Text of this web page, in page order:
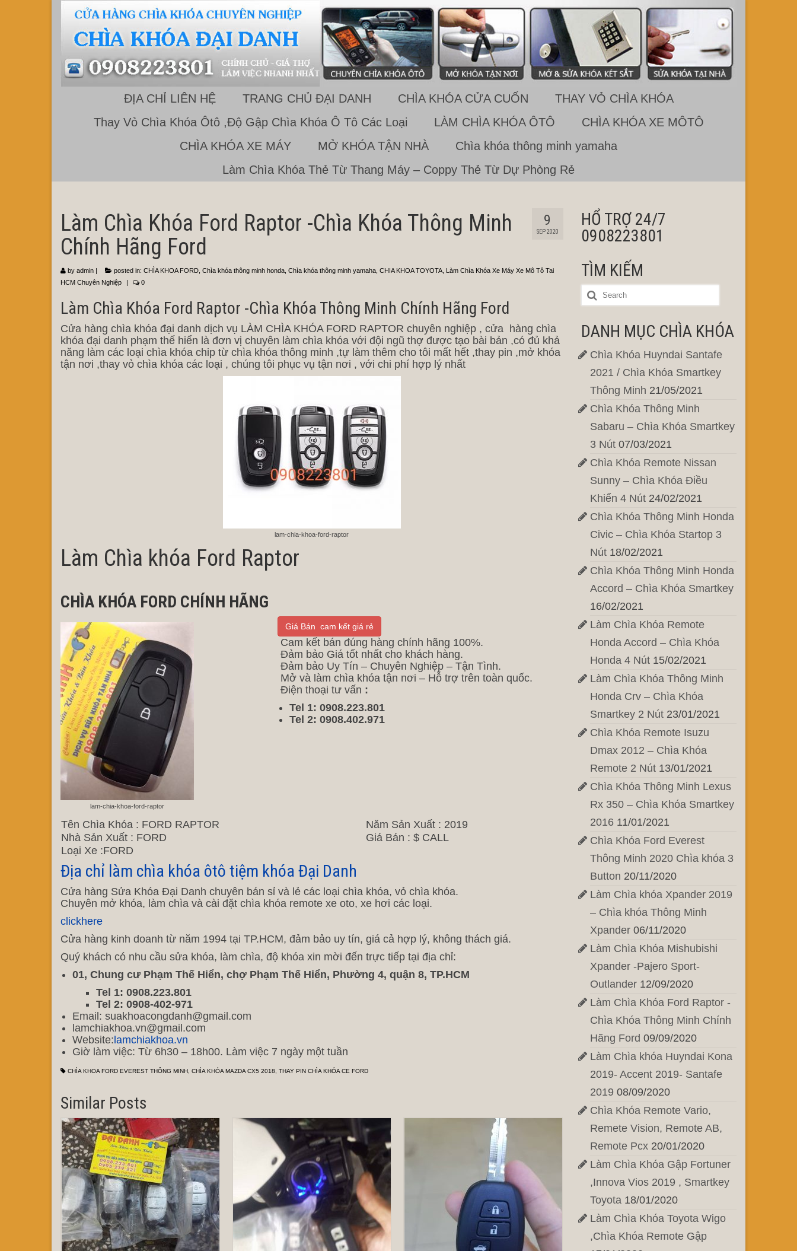
ĐỊA CHỈ LIÊN HỆ TRANG CHỦ ĐẠI DANH CHÌA KHÓA CỬA CUỐN
THAY VỎ CHÌA KHÓA
Thay Vỏ Chìa Khóa Ôtô ,Độ Gập Chìa Khóa Ô Tô Các Loại
LÀM CHÌA KHÓA ÔTÔ
CHÌA KHÓA XE MÔTÔ
CHÌA KHÓA XE MÁY
MỞ KHÓA TẬN NHÀ
Chìa khóa thông minh yamaha
Làm Chìa Khóa Thẻ Từ Thang Máy – Coppy Thẻ Từ Dự Phòng Rẻ
9
SEP 2020
Làm Chìa Khóa Ford Raptor -Chìa Khóa Thông Minh
Chính Hãng Ford
by admin | posted in: CHÌA KHOA FORD Chìa khóa thông minh honda Chìa khóa thông minh yamaha CHIA KHOA TOYOTA Làm Chìa Khóa Xe Máy Xe Mô Tô Tai
HCM Chuyên Nghiệp
| 0
Làm Chìa Khóa Ford Raptor -Chìa Khóa Thông Minh Chính Hãng Ford
Cửa hàng chìa khóa đại danh dịch vụ LÀM CHÌA KHÓA FORD RAPTOR chuyên nghiệp , cửa hàng chìa
khóa đại danh phạm thế hiển là đơn vị chuyên làm chìa khóa với đội ngũ thợ được tạo bài bản ,có đủ khả
năng làm các loại chìa khóa chip từ chìa khóa thông minh ,tự làm thêm cho tôi mất hết ,thay pin ,mở khóa
tận nơi ,thay vỏ chìa khóa các loại , chúng tôi phục vụ tận nơi , với chi phí hợp lý nhất
lam-chia-khoa-ford-raptor
Làm Chìa khóa Ford Raptor
CHÌA KHÓA FORD CHÍNH HÃNG
lam-chia-khoa-ford-raptor
Giá Bán cam kết giá rẻ
Cam kết bán đúng hàng chính hãng 100%.
Đảm bảo Giá tốt nhất cho khách hàng.
Đảm bảo Uy Tín – Chuyên Nghiệp – Tận Tình.
Mở và làm chìa khóa tận nơi – Hỗ trợ trên toàn quốc.
Điện thoại tư vấn :
Tel 1: 0908.223.801
Tel 2: 0908.402.971
Tên Chìa Khóa : FORD RAPTOR
Năm Sản Xuất : 2019
Nhà Sản Xuất : FORD
Giá Bán : $ CALL
Loại Xe :FORD
Địa chỉ làm chìa khóa ôtô tiệm khóa Đại Danh
Cửa hàng Sửa Khóa Đại Danh chuyên bán sỉ và lẻ các loại chìa khóa, vỏ chìa khóa.
Chuyên mở khóa, làm chìa và cài đặt chìa khóa remote xe oto, xe hơi các loại.
clickhere
Cửa hàng kinh doanh từ năm 1994 tại TP.HCM, đảm bảo uy tín, giá cả hợp lý, không thách giá.
Quý khách có nhu cầu sửa khóa, làm chìa, độ khóa xin mời đến trực tiếp tại địa chỉ:
01, Chung cư Phạm Thế Hiển, chợ Phạm Thế Hiển, Phường 4, quận 8, TP.HCM
Tel 1: 0908.223.801
Tel 2: 0908-402-971
Email: suakhoacongdanh@gmail.com
lamchiakhoa.vn@gmail.com
Website: lamchiakhoa.vn
Giờ làm việc: Từ 6h30 – 18h00. Làm việc 7 ngày một tuần
CHÌA KHOA FORD EVEREST THÔNG MINH CHÌA KHÓA MAZDA CX5 2018 THAY PIN CHÌA KHÓA CE FORD
Similar Posts
HỔ TRỢ 24/7
0908223801
TÌM KIẾM
DANH MỤC CHÌA KHÓA
Chìa Khóa Huyndai Santafe
2021 / Chìa Khóa Smartkey
Thông Minh 21/05/2021
Chìa Khóa Thông Minh
Sabaru – Chìa Khóa Smartkey
3 Nút 07/03/2021
Chìa Khóa Remote Nissan
Sunny – Chìa Khóa Điều
Khiển 4 Nút 24/02/2021
Chìa Khóa Thông Minh Honda
Civic – Chìa Khóa Startop 3
Nút 18/02/2021
Chìa Khóa Thông Minh Honda
Accord – Chìa Khóa Smartkey
16/02/2021
Làm Chìa Khóa Remote
Honda Accord – Chìa Khóa
Honda 4 Nút 15/02/2021
Làm Chìa Khóa Thông Minh
Honda Crv – Chìa Khóa
Smartkey 2 Nút 23/01/2021
Chìa Khóa Remote Isuzu
Dmax 2012 – Chìa Khóa
Remote 2 Nút 13/01/2021
Chìa Khóa Thông Minh Lexus
Rx 350 – Chìa Khóa Smartkey
2016 11/01/2021
Chìa Khóa Ford Everest
Thông Minh 2020 Chìa khóa 3
Button 20/11/2020
Làm Chìa khóa Xpander 2019
– Chìa khóa Thông Minh
Xpander 06/11/2020
Làm Chìa Khóa Mishubishi
Xpander -Pajero Sport-
Outlander 12/09/2020
Làm Chìa Khóa Ford Raptor -
Chìa Khóa Thông Minh Chính
Hãng Ford 09/09/2020
Làm Chìa khóa Huyndai Kona
2019- Accent 2019- Santafe
2019 08/09/2020
Chìa Khóa Remote Vario,
Remete Vision, Remote AB,
Remote Pcx 20/01/2020
Làm Chìa Khóa Gập Fortuner
,Innova Vios 2019 , Smartkey
Toyota 18/01/2020
Làm Chìa Khóa Toyota Wigo
,Chìa Khóa Remote Gập